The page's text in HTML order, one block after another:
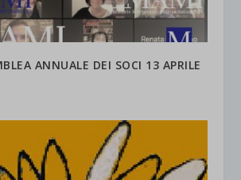
ANNUALE DEI SOCI 13 APRILE